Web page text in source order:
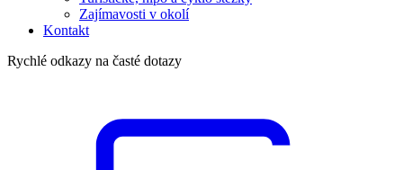
Zajímavosti v okolí
Kontakt
Rychlé odkazy na časté dotazy